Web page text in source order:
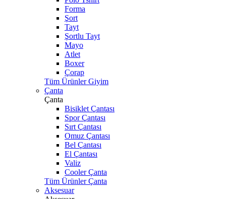
Forma
Şort
Tayt
Şortlu Tayt
Mayo
Atlet
Boxer
Çorap
Tüm Ürünler Giyim
Çanta
Çanta
Bisiklet Çantası
Spor Çantası
Sırt Çantası
Omuz Çantası
Bel Çantası
El Çantası
Valiz
Cooler Çanta
Tüm Ürünler Çanta
Aksesuar